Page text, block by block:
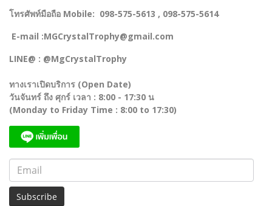
โทรศัพท์มือถือ Mobile: 098-575-5613 , 098-575-5614
E-mail :MGCrystalTrophy@gmail.com
LINE@ : @MgCrystalTrophy
ทางเราเปิดบริการ (Open Date)
วันจันทร์ ถึง ศุกร์ เวลา : 8:00 - 17:30 น
(Monday to Friday Time : 8:00 to 17:30)
Subscribe